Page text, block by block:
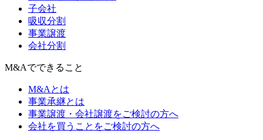
子会社
吸収分割
事業譲渡
会社分割
M&Aでできること
M&Aとは
事業承継とは
事業譲渡・会社譲渡をご検討の方へ
会社を買うことをご検討の方へ